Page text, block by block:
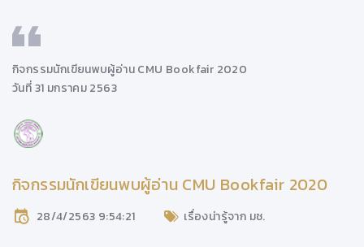
กิจกรรมนักเขียนพบผู้อ่าน CMU Bookfair 2020
วันที่ 31 มกราคม 2563
กิจกรรมนักเขียนพบผู้อ่าน CMU Bookfair 2020
28/4/2563 9:54:21 เรื่องน่ารู้จาก มช.